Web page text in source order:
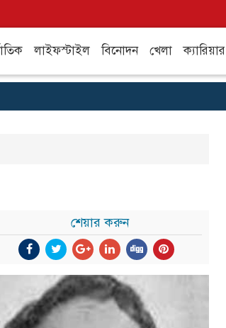
লাইফস্টাইল বিনোদন খেলা ক্যারিয়ার
শেয়ার করুন